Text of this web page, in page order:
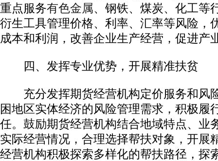
重点服务有色金属、钢铁、煤炭、化工等
衍生工具管理价格、利率、汇率等风险，
成本和利润，改善企业生产经营，促进产
四、发挥专业优势，开展精准扶贫
充分发挥期货经营机构定价服务和风
困地区实体经济的风险管理需求，积极履
任。鼓励期货经营机构结合地域特点、业
实际经营情况，合理选择帮扶对象，开展
经营机构积极探索多样化的帮扶路径，探
动物系恋人啊 | 钟欣潼体验爱情哲学 南